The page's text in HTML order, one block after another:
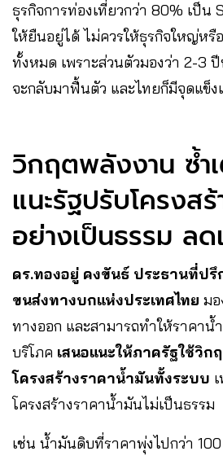
ธุรกิจการท่องเที่ยวกว่า 80% เป็น
ให้ยืนอยู่ได้ ไม่ควรให้ธุรกิจใหญ่หรื
ทั้งหมด เพราะส่วนตัวมองว่า 2-3
จะกลับมาฟื้นตัว และไทยก็มีจุดแข็ง
วิกฤตพลังงาน ซ้ำ
แนะรัฐปรับโครงส
อย่างเป็นธรรม ลด
ดร.ทองอยู่ คงขันธ์ ประธานที่ป
ขนส่งทางบกแห่งประเทศไทย ม
ทางออก และสามารถทำให้ราคาน้
บริโภค เสนอแนะให้ภาครัฐใช้วิก
โครงสร้างราคาน้ำมันทั้งระบบ
โครงสร้างราคาน้ำมันไม่เป็นธรรม
เช่น น้ำมันดิบที่ราคาพุ่งไปกว่า